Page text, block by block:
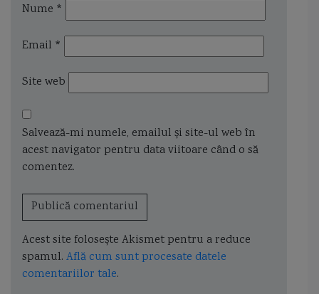
Nume *
Email *
Site web
Salvează-mi numele, emailul și site-ul web în
acest navigator pentru data viitoare când o să
comentez.
Acest site folosește Akismet pentru a reduce
spamul. Află cum sunt procesate datele
comentariilor tale.